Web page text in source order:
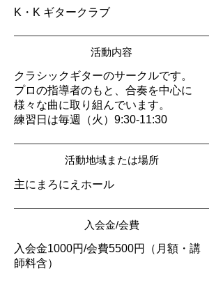
K・K ギタークラブ
活動内容
クラシックギターのサークルです。
プロの指導者のもと、合奏を中心に
様々な曲に取り組んでいます。
練習日は毎週（火）9:30-11:30
活動地域または場所
主にまろにえホール
入会金/会費
入会金1000円/会費5500円（月額・講
師料含）